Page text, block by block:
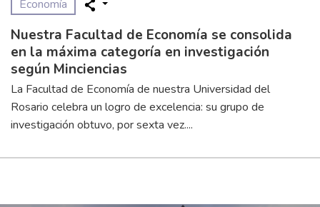
Economía
Nuestra Facultad de Economía se consolida
en la máxima categoría en investigación
según Minciencias
La Facultad de Economía de nuestra Universidad del
Rosario celebra un logro de excelencia: su grupo de
investigación obtuvo, por sexta vez....